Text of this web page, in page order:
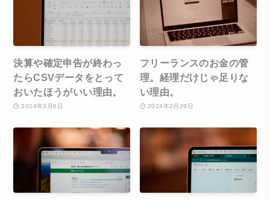
決算や確定申告が終わっ
たらCSVデータをとって
おいたほうがいい理由。
2024年3月6日
フリーランスのお金の管
理。経理だけじゃ足りな
い理由。
2024年2月29日